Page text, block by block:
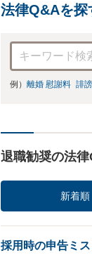
法律Q&Aを探
例） 離婚 慰謝料 誹
退職勧奨の法
新着順
採用時の申告ミ